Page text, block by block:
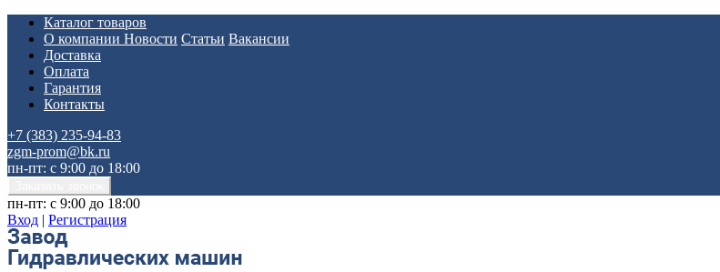
Каталог товаров
О компании Новости Статьи Вакансии
Доставка
Оплата
Гарантия
Контакты
+7 (383) 235-94-83
zgm-prom@bk.ru
пн-пт: с 9:00 до 18:00
пн-пт: с 9:00 до 18:00
Вход | Регистрация